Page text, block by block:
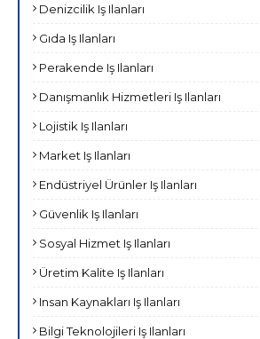
Denizcilik Iş Ilanları
Gıda Iş Ilanları
Perakende Iş Ilanları
Danışmanlık Hizmetleri Iş Ilanları
Lojistik Iş Ilanları
Market Iş Ilanları
Endüstriyel Ürünler Iş Ilanları
Güvenlik Iş Ilanları
Sosyal Hizmet Iş Ilanları
Üretim Kalite Iş Ilanları
Insan Kaynakları Iş Ilanları
Bilgi Teknolojileri Iş Ilanları